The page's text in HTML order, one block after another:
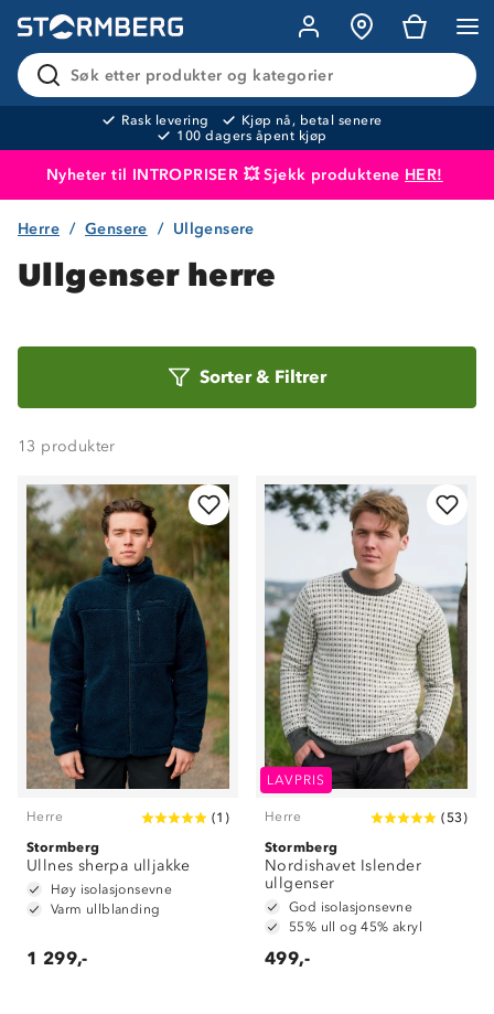
Søk etter produkter og kategorier
Rask levering
Kjøp nå, betal senere
100 dagers åpent kjøp
Nyheter til INTROPRISER 💥 Sjekk produktene HER!
Produktet er lagt i handlekurven
Herre Gensere Ullgensere
Ullgenser herre
Sorter& Filtrer
13 produkter
Herre (1 )
Stormberg
Ullnes sherpa ulljakke
Høy isolasjonsevne
Varm ullblanding
1 299,-
LAVPRIS
Herre (53)
Stormberg
Nordishavet Islender
ullgenser
God isolasjonsevne
55% ull og 45% akryl
499,-